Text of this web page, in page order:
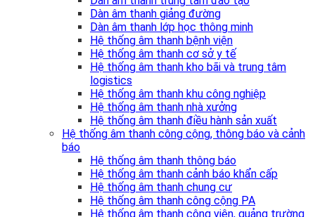
Dàn âm thanh giảng đường
Dàn âm thanh lớp học thông minh
Hệ thống âm thanh bệnh viện
Hệ thống âm thanh cơ sở y tế
Hệ thống âm thanh kho bãi và trung tâm
logistics
Hệ thống âm thanh khu công nghiệp
Hệ thống âm thanh nhà xưởng
Hệ thống âm thanh điều hành sản xuất
Hệ thống âm thanh công cộng, thông báo và cảnh
báo
Hệ thống âm thanh thông báo
Hệ thống âm thanh cảnh báo khẩn cấp
Hệ thống âm thanh chung cư
Hệ thống âm thanh công cộng PA
Hệ thống âm thanh công viên, quảng trường